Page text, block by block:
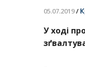
05.07.2019/
У ході